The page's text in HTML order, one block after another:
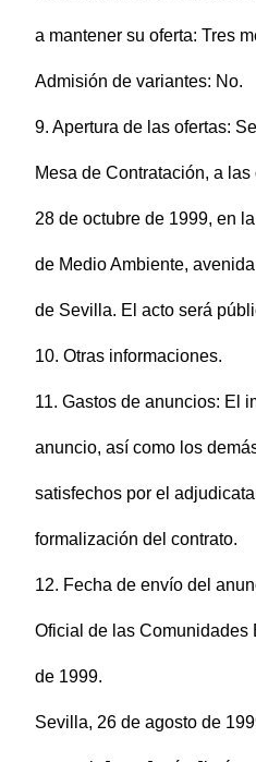
a mantener su oferta: Tres
Admisión de variantes: No.
9. Apertura de las ofertas:
Mesa de Contratación, a
28 de octubre de 1999, en
de Medio Ambiente,
de Sevilla. El acto será
10. Otras informaciones.
11. Gastos de anuncios: El
anuncio, así como los
satisfechos por el
formalización del contrato.
12. Fecha de envío del
Oficial de las Comunidades
de 1999.
Sevilla, 26 de agosto de